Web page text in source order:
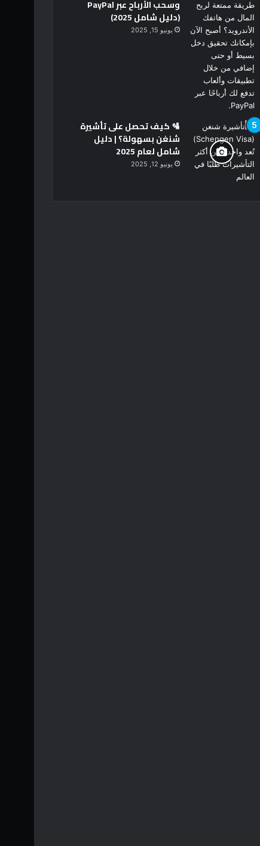
وسحب الأرباح عبر PayPal
(دليل شامل 2025)
يونيو 15, 2025
🛂 كيف تحصل على تأشيرة
شنغن بسهولة؟ | دليل
شامل لعام 2025
يونيو 12, 2025